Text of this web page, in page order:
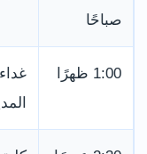
صباحًا
1:00 ظهرًا